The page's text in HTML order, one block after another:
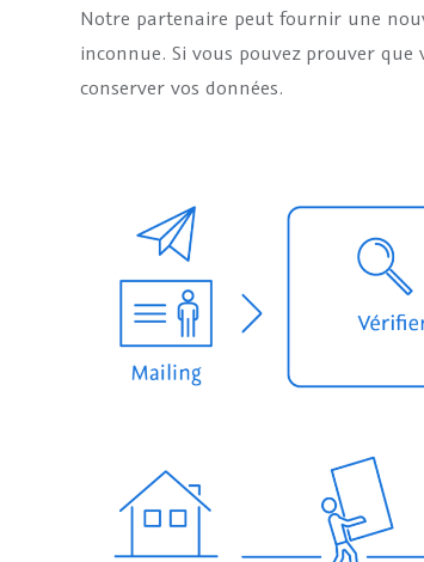
Notre partenaire peut fournir une
inconnue. Si vous pouvez prouver
conserver vos données.